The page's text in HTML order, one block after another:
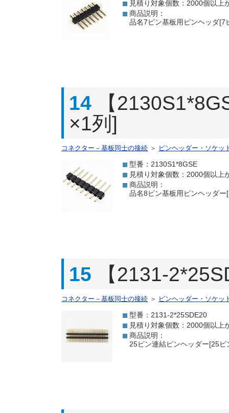
見積り対象個数：2000個以上
商品説明：
品名7ピン基板用ピンヘッダ[7
14
【
×1列]
コネクター－基板同士の接続 ＞ ピンヘッダー・ソケッ
型番：2130S1*8GSE
見積り対象個数：2000個以上
商品説明：
品名8ピン基板用ピンヘッダ
15 【2131-
コネクター－基板同士の接続 ＞ ピンヘッダー・ソケッ
型番：2131-2*25SDE20
見積り対象個数：2000個以上
商品説明：
25ピン連結ピンヘッダー[25